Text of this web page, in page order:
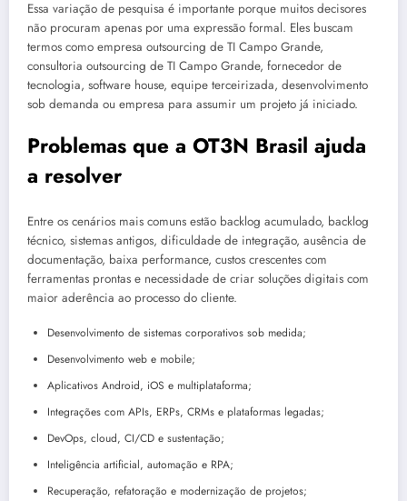
Essa variação de pesquisa é importante porque muitos decisores
não procuram apenas por uma expressão formal. Eles buscam
termos como empresa outsourcing de TI Campo Grande,
consultoria outsourcing de TI Campo Grande, fornecedor de
tecnologia, software house, equipe terceirizada, desenvolvimento
sob demanda ou empresa para assumir um projeto já iniciado.
Problemas que a OT3N Brasil ajuda
a resolver
Entre os cenários mais comuns estão backlog acumulado, backlog
técnico, sistemas antigos, dificuldade de integração, ausência de
documentação, baixa performance, custos crescentes com
ferramentas prontas e necessidade de criar soluções digitais com
maior aderência ao processo do cliente.
Desenvolvimento de sistemas corporativos sob medida;
Desenvolvimento web e mobile;
Aplicativos Android, iOS e multiplataforma;
Integrações com APIs, ERPs, CRMs e plataformas legadas;
DevOps, cloud, CI/CD e sustentação;
Inteligência artificial, automação e RPA;
Recuperação, refatoração e modernização de projetos;